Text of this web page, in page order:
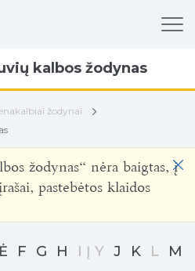
kalbos žodynas
žodynai
žodynas“ nėra baigtas, į
pastebėtos klaidos
Ė F G H I Į Y J K L M